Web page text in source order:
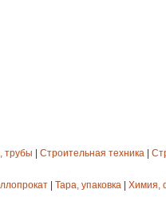
трубы Строительная техника
Тара, упаковка Химия,